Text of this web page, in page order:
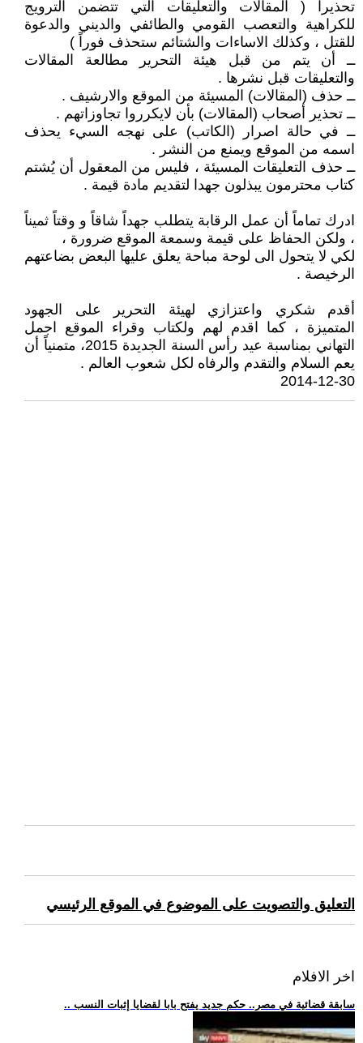
تحذيراً ( المقالات والتعليقات التي تتضمن الترويج
للكراهية والتعصب القومي والطائفي والديني والدعوة
للقتل ، وكذلك الاساءات والشتائم ستحذف فوراً )
ــ أن يتم من قبل هيئة التحرير مطالعة المقالات
والتعليقات قبل نشرها .
ــ حذف (المقالات) المسيئة من الموقع والارشيف .
ــ تحذير أصحاب (المقالات) بأن لايكرروا تجاوزاتهم .
ــ في حالة اصرار (الكاتب) على نهجه السيء يحذف
اسمه من الموقع ويمنع من النشر .
ــ حذف التعليقات المسيئة ، فليس من المعقول أن يُشتم
كتاب محترمون يبذلون جهدا لتقديم مادة قيمة .
ادرك تماماً أن عمل الرقابة يتطلب جهداً شاقاً و وقتاً ثميناً
، ولكن الحفاظ على قيمة وسمعة الموقع ضرورة ،
لكي لا يتحول الى لوحة مباحة يعلق عليها البعض بضاعتهم
الرخيصة .
أقدم شكري واعتزازي لهيئة التحرير على الجهود
المتميزة ، كما اقدم لهم ولكتاب وقراء الموقع اجمل
التهاني بمناسبة عيد رأس السنة الجديدة 2015، متمنياً أن
يعم السلام والتقدم والرفاه لكل شعوب العالم .
2014-12-30
التعليق والتصويت على الموضوع في الموقع الرئيسي
اخر الافلام
.. سابقة قضائية في مصر.. حكم جديد يفتح بابا لقضايا إثبات النسب